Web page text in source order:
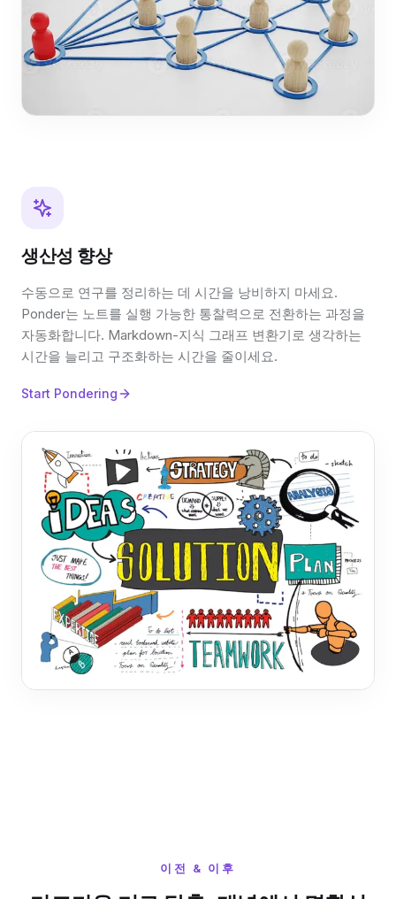
생산성 향상
수동으로 연구를 정리하는 데 시간을 낭비하지 마세요.
Ponder는 노트를 실행 가능한 통찰력으로 전환하는 과정을
자동화합니다. Markdown-지식 그래프 변환기로 생각하는
시간을 늘리고 구조화하는 시간을 줄이세요.
Start Pondering
이전 & 이후